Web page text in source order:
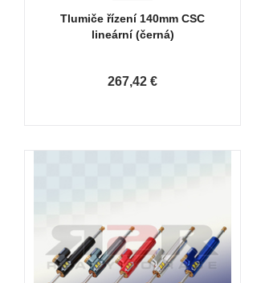
Tlumiče řízení 140mm CSC
lineární (černá)
267,42 €